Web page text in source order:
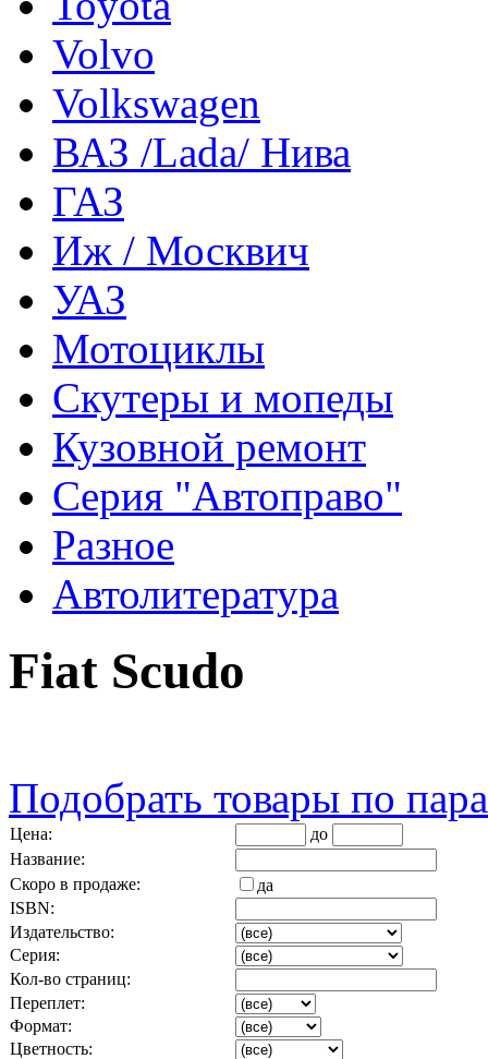
Volvo
Volkswagen
ВАЗ /Lada/ Нива
ГАЗ
Иж / Москвич
УАЗ
Мотоциклы
Скутеры и мопеды
Кузовной ремонт
Серия "Автоправо"
Разное
Автолитература
Fiat Scudo
Подобрать товары по
Цена:
до
Название:
Скоро в продаже:
да
ISBN:
Издательство:
Серия:
Кол-во страниц:
Переплет:
Формат:
Цветность: